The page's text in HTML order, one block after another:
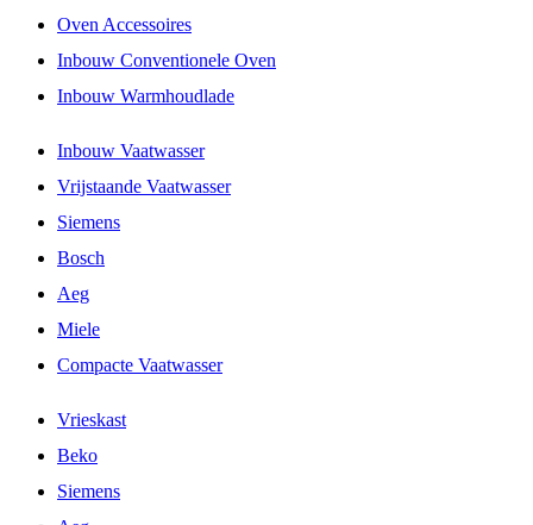
Oven Accessoires
Inbouw Conventionele Oven
Inbouw Warmhoudlade
Inbouw Vaatwasser
Vrijstaande Vaatwasser
Siemens
Bosch
Aeg
Miele
Compacte Vaatwasser
Vrieskast
Beko
Siemens